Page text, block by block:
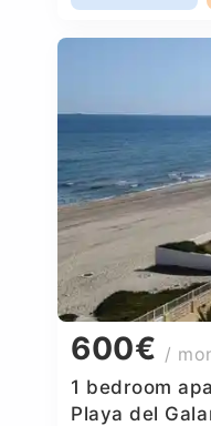
600€ /
1 bedroom
Playa del